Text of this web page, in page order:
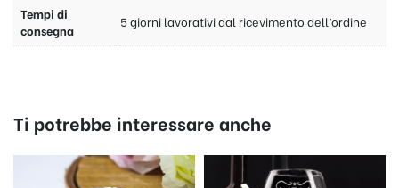
Tempi di
consegna
5 giorni lavorativi dal ricevimento dell’ordine
Ti potrebbe interessare anche